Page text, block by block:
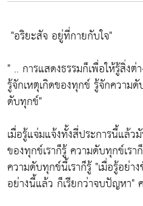
"อริยะสัจ อยู่ที่กายกับใจ"
" .. การแสดงธรรมก็เพื่อให้รู้สิ่ง
รู้จักเหตุเกิดของทุกข์ รู้จักความ
ดับทุกข์"
เมื่อรู้แจ่มแจ้งทั้งสี่ประการนี้แล้ว
ของทุกข์เราก็รู้ ความดับทุกข์เร
ความดับทุกข์นี้เราก็รู้"เมื่อรู้อย่า
อย่างนี้แล้ว ก็เรียกว่าจบปัญหา"